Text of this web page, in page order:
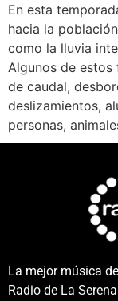
En esta
hacia la
como la lluvia
Algunos de estos
de caudal,
deslizamientos,
personas,
La mejor música
Radio de La